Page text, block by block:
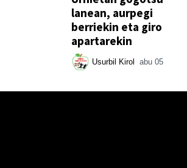
lanean, aurpegi
berriekin eta giro
apartarekin
Usurbil Kirol abu 05